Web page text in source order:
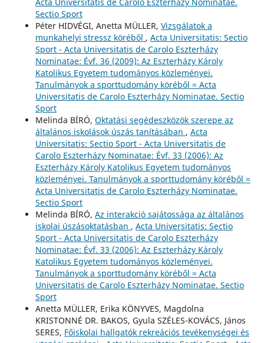
Sectio Sport
Péter HIDVÉGI, Anetta MÜLLER, Vizsgálatok a
munkahelyi stressz köréből , Acta Universitatis: Sectio
Sport - Acta Universitatis de Carolo Eszterházy
Nominatae: Évf. 36 (2009): Az Eszterházy Károly
Katolikus Egyetem tudományos közleményei.
Tanulmányok a sporttudomány köréből = Acta
Universitatis de Carolo Eszterházy Nominatae. Sectio
Sport
Melinda BÍRÓ, Oktatási segédeszközök szerepe az
általános iskolások úszás tanításában , Acta
Universitatis: Sectio Sport - Acta Universitatis de
Carolo Eszterházy Nominatae: Évf. 33 (2006): Az
Eszterházy Károly Katolikus Egyetem tudományos
közleményei. Tanulmányok a sporttudomány köréből =
Acta Universitatis de Carolo Eszterházy Nominatae.
Sectio Sport
Melinda BÍRÓ, Az interakció sajátossága az általános
iskolai úszásoktatásban , Acta Universitatis: Sectio
Sport - Acta Universitatis de Carolo Eszterházy
Nominatae: Évf. 33 (2006): Az Eszterházy Károly
Katolikus Egyetem tudományos közleményei.
Tanulmányok a sporttudomány köréből = Acta
Universitatis de Carolo Eszterházy Nominatae. Sectio
Sport
Anetta MÜLLER, Erika KÖNYVES, Magdolna
KRISTONNÉ DR. BAKOS, Gyula SZÉLES-KOVÁCS, János
SERES, Főiskolai hallgatók rekreációs tevékenységei és